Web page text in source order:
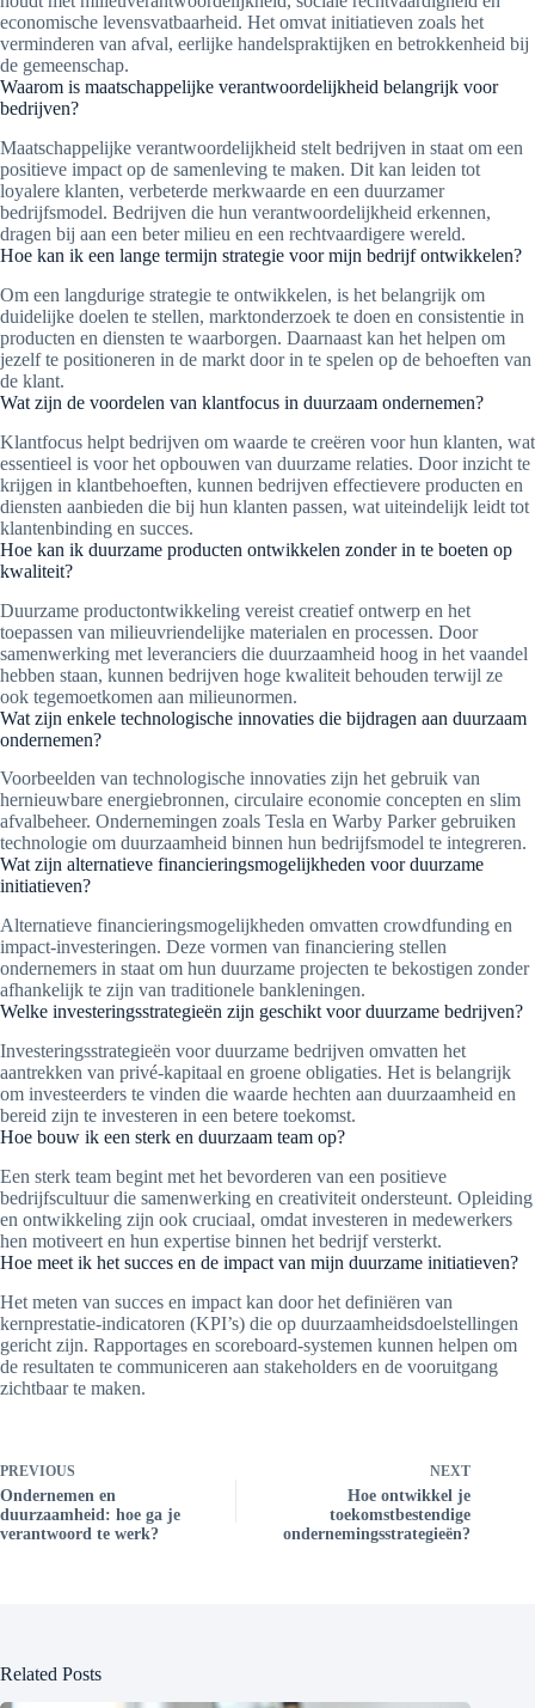
economische levensvatbaarheid. Het omvat initiatieven zoals het
verminderen van afval, eerlijke handelspraktijken en betrokkenheid bij
de gemeenschap.
Waarom is maatschappelijke verantwoordelijkheid belangrijk voor
bedrijven?
Maatschappelijke verantwoordelijkheid stelt bedrijven in staat om een
positieve impact op de samenleving te maken. Dit kan leiden tot
loyalere klanten, verbeterde merkwaarde en een duurzamer
bedrijfsmodel. Bedrijven die hun verantwoordelijkheid erkennen,
dragen bij aan een beter milieu en een rechtvaardigere wereld.
Hoe kan ik een lange termijn strategie voor mijn bedrijf ontwikkelen?
Om een langdurige strategie te ontwikkelen, is het belangrijk om
duidelijke doelen te stellen, marktonderzoek te doen en consistentie in
producten en diensten te waarborgen. Daarnaast kan het helpen om
jezelf te positioneren in de markt door in te spelen op de behoeften van
de klant.
Wat zijn de voordelen van klantfocus in duurzaam ondernemen?
Klantfocus helpt bedrijven om waarde te creëren voor hun klanten, wat
essentieel is voor het opbouwen van duurzame relaties. Door inzicht te
krijgen in klantbehoeften, kunnen bedrijven effectievere producten en
diensten aanbieden die bij hun klanten passen, wat uiteindelijk leidt tot
klantenbinding en succes.
Hoe kan ik duurzame producten ontwikkelen zonder in te boeten op
kwaliteit?
Duurzame productontwikkeling vereist creatief ontwerp en het
toepassen van milieuvriendelijke materialen en processen. Door
samenwerking met leveranciers die duurzaamheid hoog in het vaandel
hebben staan, kunnen bedrijven hoge kwaliteit behouden terwijl ze
ook tegemoetkomen aan milieunormen.
Wat zijn enkele technologische innovaties die bijdragen aan duurzaam
ondernemen?
Voorbeelden van technologische innovaties zijn het gebruik van
hernieuwbare energiebronnen, circulaire economie concepten en slim
afvalbeheer. Ondernemingen zoals Tesla en Warby Parker gebruiken
technologie om duurzaamheid binnen hun bedrijfsmodel te integreren.
Wat zijn alternatieve financieringsmogelijkheden voor duurzame
initiatieven?
Alternatieve financieringsmogelijkheden omvatten crowdfunding en
impact-investeringen. Deze vormen van financiering stellen
ondernemers in staat om hun duurzame projecten te bekostigen zonder
afhankelijk te zijn van traditionele bankleningen.
Welke investeringsstrategieën zijn geschikt voor duurzame bedrijven?
Investeringsstrategieën voor duurzame bedrijven omvatten het
aantrekken van privé-kapitaal en groene obligaties. Het is belangrijk
om investeerders te vinden die waarde hechten aan duurzaamheid en
bereid zijn te investeren in een betere toekomst.
Hoe bouw ik een sterk en duurzaam team op?
Een sterk team begint met het bevorderen van een positieve
bedrijfscultuur die samenwerking en creativiteit ondersteunt. Opleiding
en ontwikkeling zijn ook cruciaal, omdat investeren in medewerkers
hen motiveert en hun expertise binnen het bedrijf versterkt.
Hoe meet ik het succes en de impact van mijn duurzame initiatieven?
Het meten van succes en impact kan door het definiëren van
kernprestatie-indicatoren (KPI’s) die op duurzaamheidsdoelstellingen
gericht zijn. Rapportages en scoreboard-systemen kunnen helpen om
de resultaten te communiceren aan stakeholders en de vooruitgang
zichtbaar te maken.
PREVIOUS
Ondernemen en
duurzaamheid: hoe ga je
verantwoord te werk?
NEXT
Hoe ontwikkel je
toekomstbestendige
ondernemingsstrategieën?
Related Posts